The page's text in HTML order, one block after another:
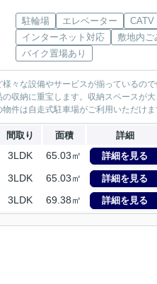
駐輪場 エレベーター
CATV
インターネット対応
敷地内ご
バイク置場あり
々な設備やサービスが揃っているの
収納に重宝します。収納スペースが
件は自走式駐車場がご利用いただけま
間取り 面積 詳細
3LDK 65.03㎡ 詳細を見る
3LDK 65.03㎡ 詳細を見る
3LDK 69.38㎡ 詳細を見る